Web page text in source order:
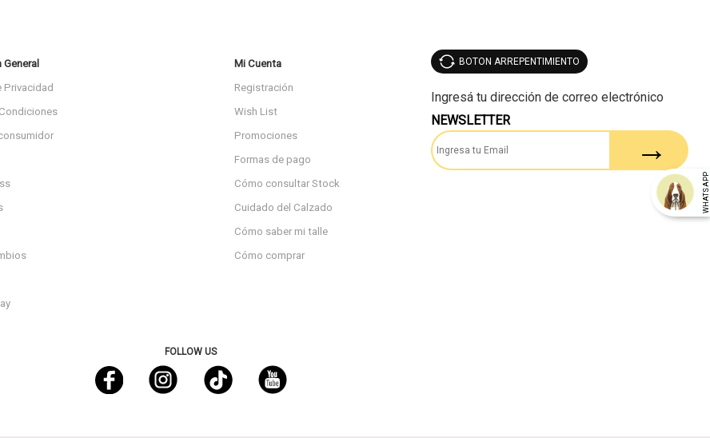
Privacidad
Mi Cuenta
Registración
Wish List
Promociones
Formas de pago
Cómo consultar Stock
Cuidado del Calzado
Cómo saber mi talle
Cómo comprar
WHATSAPP
BOTON ARREPENTIMIENTO
NEWSLETTER
FOLLOW US